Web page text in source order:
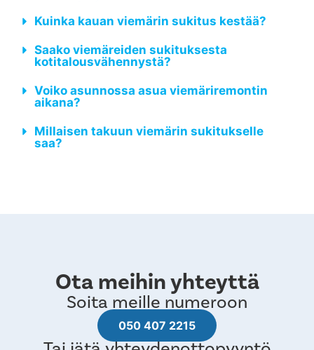
Kuinka kauan viemärin sukitus kestää?
Saako viemäreiden sukituksesta
kotitalousvähennystä?
Voiko asunnossa asua viemäriremontin
aikana?
Millaisen takuun viemärin sukitukselle
saa?
Ota meihin yhteyttä
Soita meille numeroon
050 407 2215